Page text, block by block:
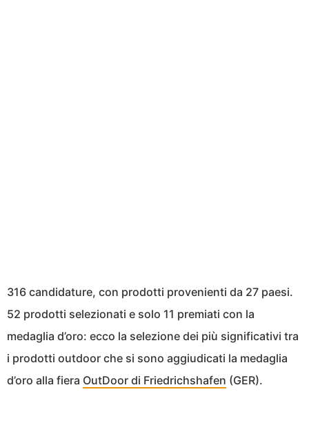
316 candidature, con prodotti provenienti da 27 paesi.
52 prodotti selezionati e solo 11 premiati con la
medaglia d’oro: ecco la selezione dei più significativi tra
i prodotti outdoor che si sono aggiudicati la medaglia
d’oro alla fiera OutDoor di Friedrichshafen (GER).